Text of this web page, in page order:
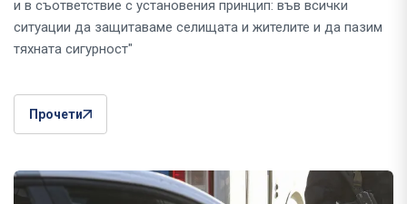
и в съответствие с установения принцип: във всички
ситуации да защитаваме селищата и жителите и да пазим
тяхната сигурност"
Прочети